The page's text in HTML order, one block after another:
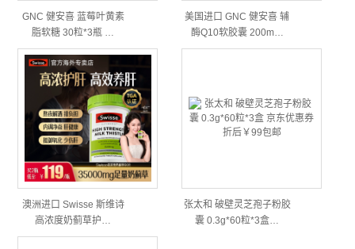
GNC 健安喜 蓝莓叶黄素
脂软糖 30粒*3瓶 …
美国进口 GNC 健安喜 辅
酶Q10软胶囊 200m…
澳洲进口 Swisse 斯维诗
高浓度奶蓟草护…
张太和 破壁灵芝孢子粉胶
囊 0.3g*60粒*3盒…